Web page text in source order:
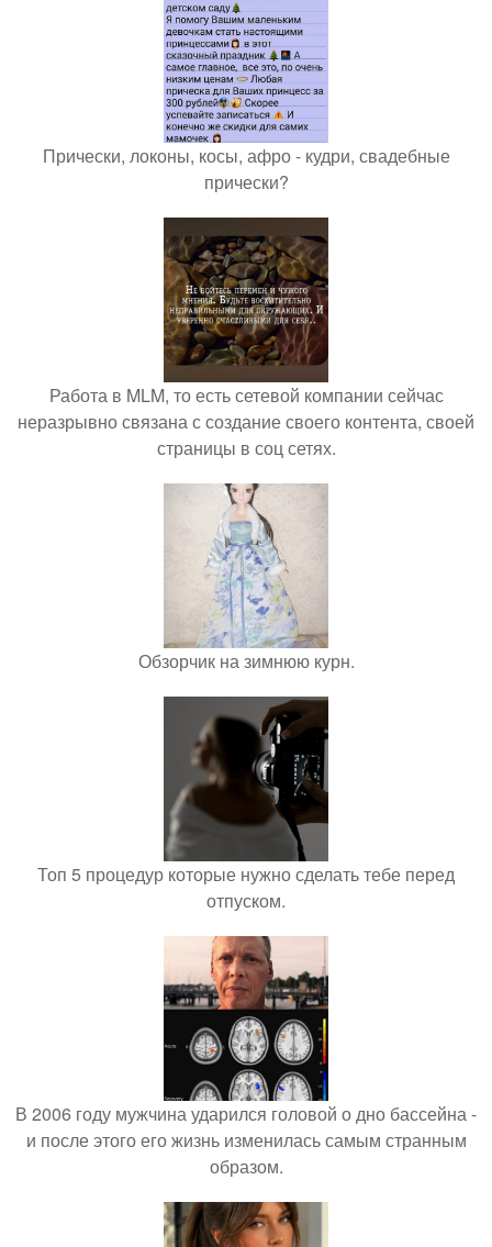
Прически, локоны, косы, афро - кудри, свадебные
прически?
Работа в MLM, то есть сетевой компании сейчас
неразрывно связана с создание своего контента, своей
страницы в соц сетях.
Обзорчик на зимнюю курн.
Топ 5 процедур которые нужно сделать тебе перед
отпуском.
В 2006 году мужчина ударился головой о дно бассейна -
и после этого его жизнь изменилась самым странным
образом.